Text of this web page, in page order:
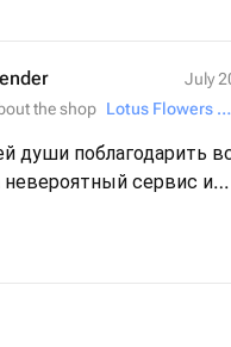
July
the shop
Lotus Flowers and Gifts
души поблагодарить
невероятный сервис и
❤️ Для меня этот